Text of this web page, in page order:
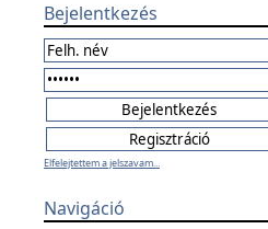
Bejelentkezés
Elfelejtettem a jelszavam...
Navigáció